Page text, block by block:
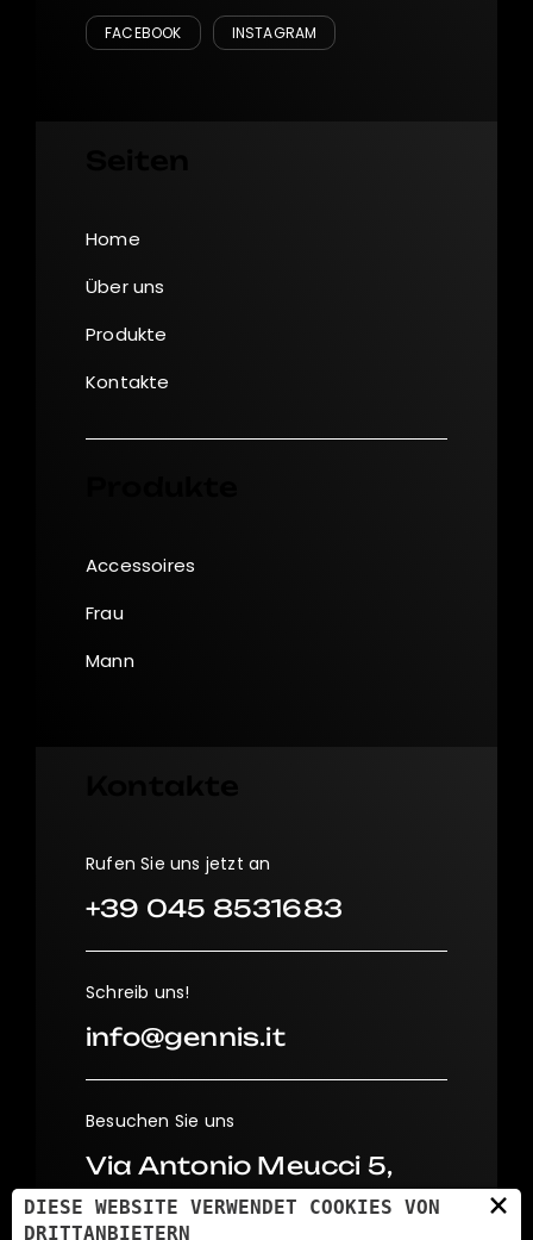
FACEBOOK INSTAGRAM
Home
Über uns
Produkte
Kontakte
Accessoires
Frau
Mann
Rufen Sie uns jetzt an
+39 045 8531683
Schreib uns!
info@gennis.it
Besuchen Sie uns
Via Antonio Meucci 5,
37026
×
DIESE WEBSITE VERWENDET COOKIES VON
DRITTANBIETERN